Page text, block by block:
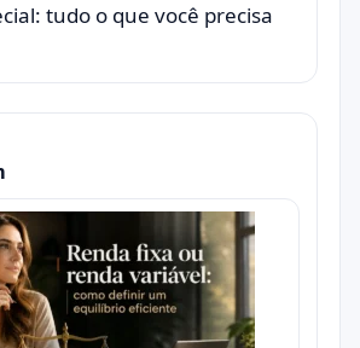
tudo o que você precisa